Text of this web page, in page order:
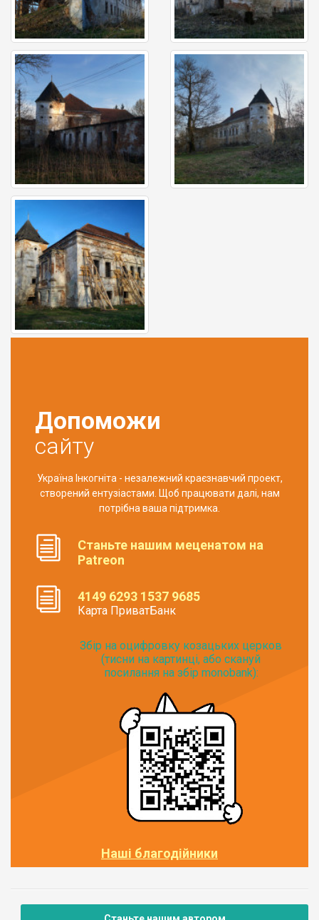
Допоможи
сайту
Україна Інкогніта - незалежний краєзнавчий проект,
створений ентузіастами. Щоб працювати далі, нам
потрібна ваша підтримка.
Станьте нашим меценатом на
Patreon
4149 6293 1537 9685
Карта ПриватБанк
Збір на оцифровку козацьких церков
(тисни на картинці, або скануй
посилання на збір monobank):
Наші благодійники